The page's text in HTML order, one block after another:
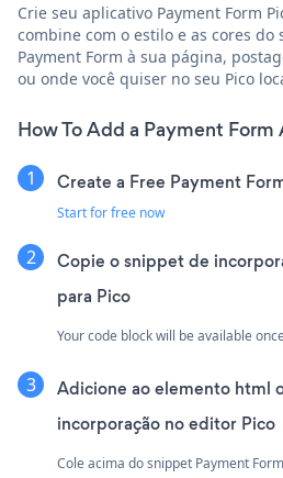
Crie seu aplicativo Payment Form
combine com o estilo e as cores do
Payment Form à sua página,
ou onde você quiser no seu Pico
How To Add a Payment Form
Create a Free Payment
Start for free now
Copie o snippet de
para Pico
Your code block will be available
Adicione ao elemento html
incorporação no editor Pico
Cole acima do snippet Payment